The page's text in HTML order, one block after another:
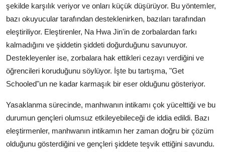
şekilde karşılık veriyor ve onları küçük düşürüyor. Bu yöntemler,
bazı okuyucular tarafından desteklenirken, bazıları tarafından
eleştiriliyor. Eleştirenler, Na Hwa Jin'in de zorbalardan farkı
kalmadığını ve şiddetin şiddeti doğurduğunu savunuyor.
Destekleyenler ise, zorbalara hak ettikleri cezayı verdiğini ve
öğrencileri koruduğunu söylüyor. İşte bu tartışma, "Get
Schooled"un ne kadar karmaşık bir eser olduğunu gösteriyor.
Yasaklanma sürecinde, manhwanın intikamı çok yücelttiği ve bu
durumun gençleri olumsuz etkileyebileceği de iddia edildi. Bazı
eleştirmenler, manhwanın intikamın her zaman doğru bir çözüm
olduğunu gösterdiğini ve gençleri şiddete teşvik ettiğini savundu.